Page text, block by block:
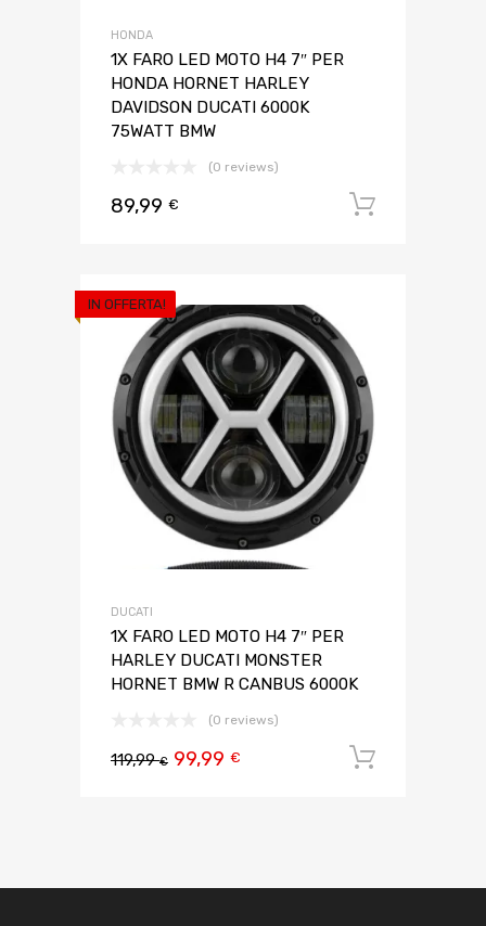
HONDA
1X FARO LED MOTO H4 7″ PER
HONDA HORNET HARLEY
DAVIDSON DUCATI 6000K
75WATT BMW
(0 reviews)
89,99 €
IN OFFERTA!
DUCATI
1X FARO LED MOTO H4 7″ PER
HARLEY DUCATI MONSTER
HORNET BMW R CANBUS 6000K
(0 reviews)
119,99€ 99,99 €